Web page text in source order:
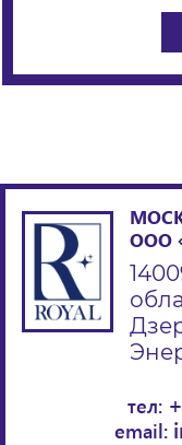
ООО
тел:
email: